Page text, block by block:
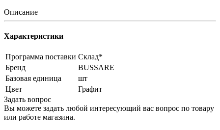
Описание
Характеристики
Программа поставки Склад*
Бренд
BUSSARE
Базовая единица
шт
Цвет
Графит
Задать вопрос
Вы можете задать любой интересующий вас вопрос по товару
или работе магазина.